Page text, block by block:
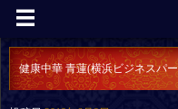
健康中華 青蓮(横浜ビジネスパ